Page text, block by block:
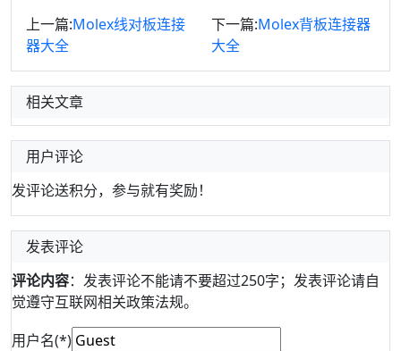
上一篇:Molex线对板连接
器大全
下一篇:Molex背板连接器
大全
相关文章
用户评论
发评论送积分，参与就有奖励！
发表评论
评论内容：发表评论不能请不要超过250字；发表评论请自
觉遵守互联网相关政策法规。
用户名(*)